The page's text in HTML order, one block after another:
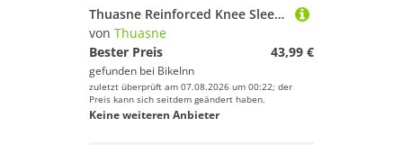
Thuasne Reinforced Knee Sleeve Braun S
von Thuasne
Bester Preis
43,99 €
gefunden bei BikeInn
zuletzt überprüft am 07.08.2026 um 00:22; der
Preis kann sich seitdem geändert haben.
Keine weiteren Anbieter